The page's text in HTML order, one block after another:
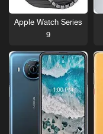
Apple Watch Series
9